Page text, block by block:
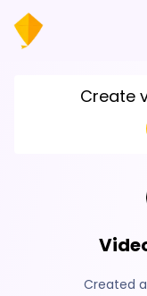
Create
Created